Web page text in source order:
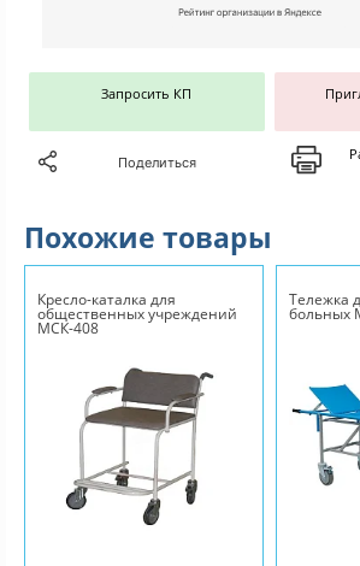
Запросить КП
Поделиться
Похожие товары
Кресло-каталка для
общественных учреждений
МСК-408
Тележка
больных